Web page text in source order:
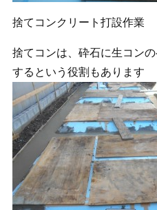
捨てコンクリート打設作業
捨てコンは、砕石に生コン
するという役割もあります